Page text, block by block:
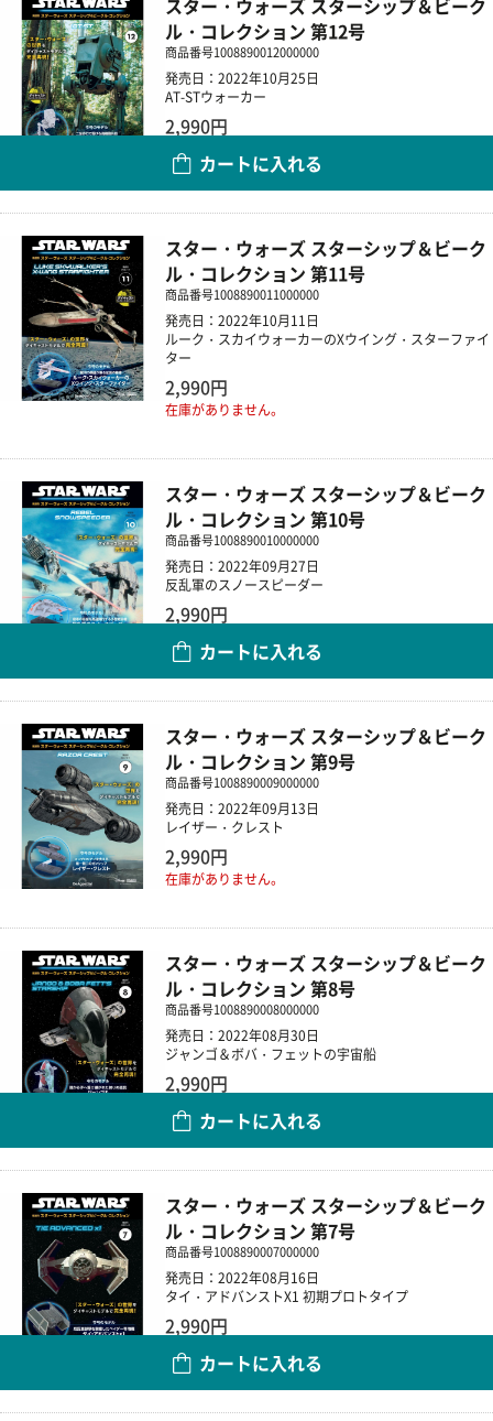
スター・ウォーズ スターシップ＆ビーク
ル・コレクション 第12号
商品番号1008890012000000
発売日：2022年10月25日
AT-STウォーカー
2,990円
カートに入れる
スター・ウォーズ スターシップ＆ビーク
ル・コレクション 第11号
商品番号1008890011000000
発売日：2022年10月11日
ルーク・スカイウォーカーのXウイング・スターファイ
ター
2,990円
在庫がありません。
スター・ウォーズ スターシップ＆ビーク
ル・コレクション 第10号
商品番号1008890010000000
発売日：2022年09月27日
反乱軍のスノースピーダー
2,990円
カートに入れる
スター・ウォーズ スターシップ＆ビーク
ル・コレクション 第9号
商品番号1008890009000000
発売日：2022年09月13日
レイザー・クレスト
2,990円
在庫がありません。
スター・ウォーズ スターシップ＆ビーク
ル・コレクション 第8号
商品番号1008890008000000
発売日：2022年08月30日
ジャンゴ＆ボバ・フェットの宇宙船
2,990円
カートに入れる
スター・ウォーズ スターシップ＆ビーク
ル・コレクション 第7号
商品番号1008890007000000
発売日：2022年08月16日
タイ・アドバンストX1 初期プロトタイプ
2,990円
カートに入れる